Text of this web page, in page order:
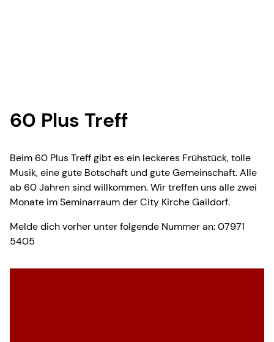
60 Plus Treff
Beim 60 Plus Treff gibt es ein leckeres Frühstück, tolle
Musik, eine gute Botschaft und gute Gemeinschaft. Alle
ab 60 Jahren sind willkommen. Wir treffen uns alle zwei
Monate im Seminarraum der City Kirche Gaildorf.
Melde dich vorher unter folgende Nummer an: 07971
5405